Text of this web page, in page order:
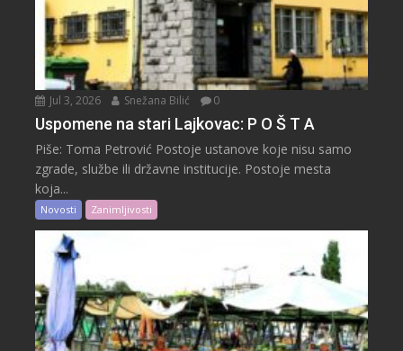
Jul 3, 2026 Snežana Bilić 0
Uspomene na stari Lajkovac: P O Š T A
Piše: Toma Petrović Postoje ustanove koje nisu samo
zgrade, službe ili državne institucije. Postoje mesta
koja...
Novosti Zanimljivosti